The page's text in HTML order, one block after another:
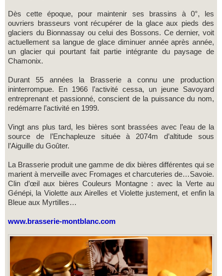
Dès cette époque, pour maintenir ses brassins à 0°, les
ouvriers brasseurs vont récupérer de la glace aux pieds des
glaciers du Bionnassay ou celui des Bossons. Ce dernier, voit
actuellement sa langue de glace diminuer année après année,
un glacier qui pourtant fait partie intégrante du paysage de
Chamonix.
Durant 55 années la Brasserie a connu une production
ininterrompue. En 1966 l’activité cessa, un jeune Savoyard
entreprenant et passionné, conscient de la puissance du nom,
redémarre l’activité en 1999.
Vingt ans plus tard, les bières sont brassées avec l’eau de la
source de l’Enchapleuze située à 2074m d’altitude sous
l’Aiguille du Goûter.
La Brasserie produit une gamme de dix bières différentes qui se
marient à merveille avec Fromages et charcuteries de…Savoie.
Clin d’œil aux bières Couleurs Montagne : avec la Verte au
Génépi, la Violette aux Airelles et Violette justement, et enfin la
Bleue aux Myrtilles…
www.brasserie-montblanc.com